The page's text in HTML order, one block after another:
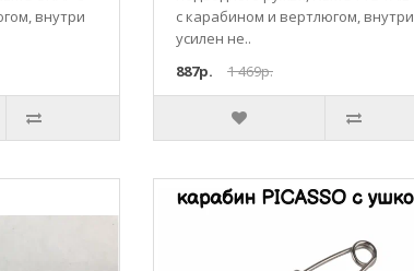
внутри
с карабином и вертлюгом, внутри
усилен не..
887р.
1 469р.